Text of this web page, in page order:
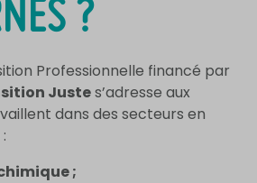
?
Professionnelle financé par
Justes’adresse aux
dans des secteurs en
;